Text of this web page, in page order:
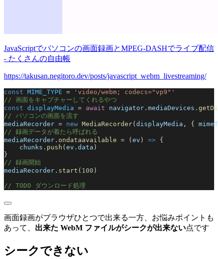
JavaScriptでパソコンの画面録画とMPEG-DASHでライブ配信
- たくさんの自由帳
https://takusan.negitoro.dev/posts/javascript_webm_livestreaming/
const MIME_TYPE =
'video/webm; codecs="vp9"'
// 画面をキャプチャーしてくれるやつ
const displayMedia = await navigator . mediaDevices .
// パソコンの画面を流す
mediaRecorder = new MediaRecorder( displayMedia , {
// 録画データが着たら呼ばれる
mediaRecorder . ondataavailable = ( ev ) => {
    chunks
. push ( ev . data )
}
// 録画開始
mediaRecorder . start ( 100 )
// TODO ダウンロード処理
画面録画がブラウザひとつで出来る一方、お悩みポイントも
あって、 出来た WebM ファイルがシークが出来ない点です
シークできない